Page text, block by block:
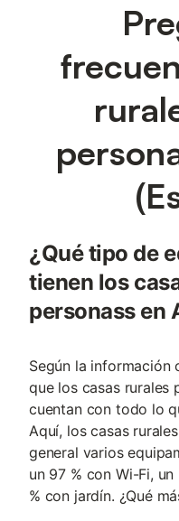
¿Qué tipo de
tienen los
personass en
Según la información
que los casas rurales
cuentan con todo lo
Aquí, los casas
general varios
un 97 % con Wi-Fi,
% con jardín. ¿Qué